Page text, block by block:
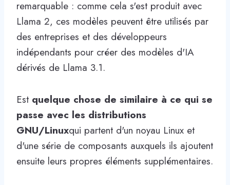
remarquable : comme cela s'est produit avec
Llama 2, ces modèles peuvent être utilisés par
des entreprises et des développeurs
indépendants pour créer des modèles d'IA
dérivés de Llama 3.1.
Est quelque chose de similaire à ce qui se
passe avec les distributions
GNU/Linuxqui partent d'un noyau Linux et
d'une série de composants auxquels ils ajoutent
ensuite leurs propres éléments supplémentaires.